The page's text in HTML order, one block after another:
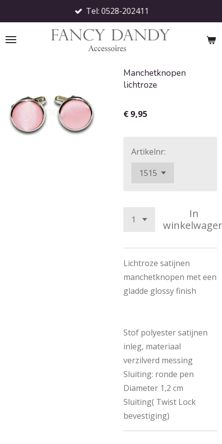
direct
naar
Tel: 0528-202411
Manchetknopen
lichtroze
€ 9,95
Artikelnr:
In
Lichtroze satijnen
manchetknopen met een
gladde glossy finish
Stof polyester satijnen
inleg, materiaal
verzilverd messing
Sluiting: ronde pen
Diameter 1,2 cm
Sluiting( Twist Lock
bevestiging)